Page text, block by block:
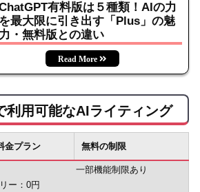
有料版は５種類！AIの力
を最大限に引き出す「Plus」の魅
力・無料版との違い
利用可能なAIライティング
金プラン 無料の制限
ー：0円
一部機能制限あり